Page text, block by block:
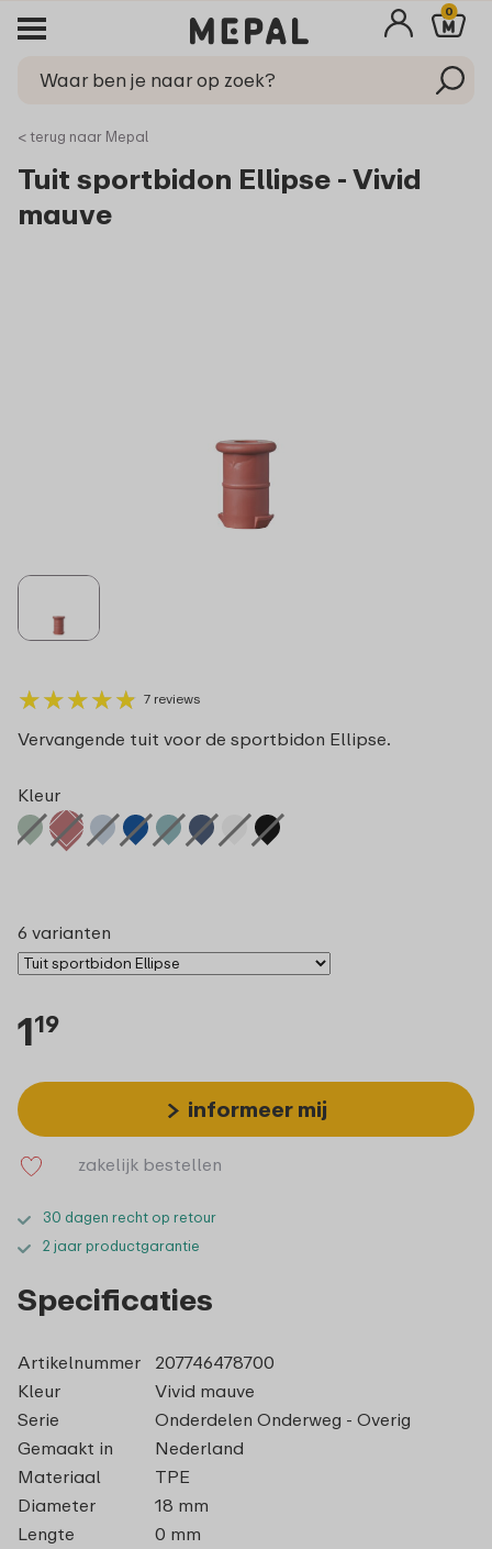
0
< terug naar Mepal
Tuit sportbidon Ellipse - Vivid
mauve
★★★★★
★★★★★ 7 reviews
Vervangende tuit voor de sportbidon Ellipse.
Kleur
6 varianten
119
informeer mij
zakelijk bestellen
30 dagen recht op retour
2 jaar productgarantie
Specificaties
Artikelnummer
207746478700
Kleur
Vivid mauve
Serie
Onderdelen Onderweg - Overig
Gemaakt in
Nederland
Materiaal
TPE
Diameter
18 mm
Lengte
0 mm